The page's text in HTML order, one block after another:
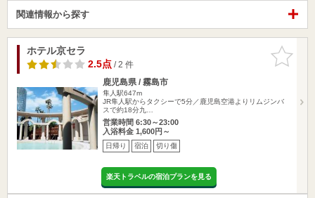
関連情報から探す
お気に入
りに追加
ホテル京セラ
2.5点/ 2 件
鹿児島県 / 霧島市
隼人駅647m
JR隼人駅からタクシーで5分／鹿児島空港よりリムジンバ
スで約18分九…
営業時間 6:30～23:00
入浴料金 1,600円～
日帰り 宿泊 切り傷
楽天トラベルの宿泊プランを見る